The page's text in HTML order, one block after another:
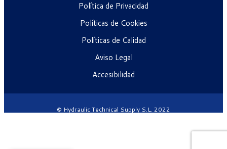
Política de Privacidad
Políticas de Cookies
Políticas de Calidad
Aviso Legal
Accesibilidad
© Hydraulic Technical Supply S.L. 2022